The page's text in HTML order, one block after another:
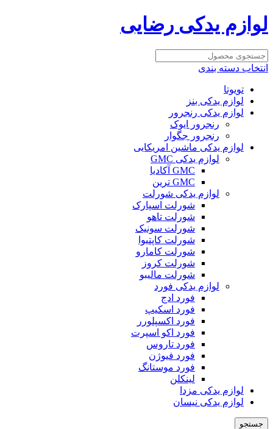
لوازم یدکی رضایی
انتخاب دسته بندی
تویوتا
لوازم یدکی بنز
لوازم یدکی رنجرور
رنجرور ایوک
رنجرور جگوار
لوازم یدکی ماشین امریکایی
لوازم یدکی GMC
GMC آکادیا
GMC ترین
لوازم یدکی شورلت
شورلت اسپارک
شورلت تاهو
شورلت سونیک
شورلت کاپتیوا
شورلت کامارو
شورلت کروز
شورلت مالیبو
لوازم یدکی فورد
فورد ادج
فورد اسکیپ
فورد اکسپلورر
فورد اکو اسپرت
فورد تاروس
فورد فیوژن
فورد موستانگ
لینکلن
لوازم یدکی مزدا
لوازم یدکی نیسان
جستجو